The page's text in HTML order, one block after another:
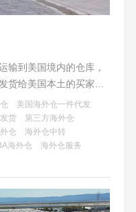
输到美国境内的仓库，
货给美国本土的买家，
提高物流服务质量。美
为跨境卖家带来诸多的
。纽酷国际是一家值得
供优质的美国海外仓服
美国海外仓一件代发
货
第三方海外仓
仓
海外仓中转
海外仓
海外仓服务